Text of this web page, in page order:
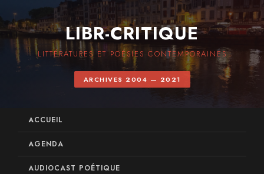
LIBR-CRITIQUE
LITTÉRATURES ET POÉSIES CONTEMPORAINES
ARCHIVES 2004 — 2021
ACCUEIL
AGENDA
AUDIOCAST POÉTIQUE